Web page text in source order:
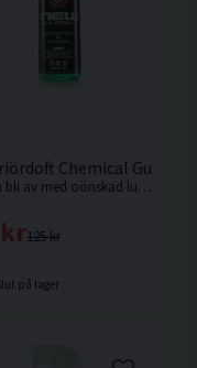
Watermelon 473ml
Chemical Guys
Vill du bli av med oönskad lukt eller är du bara trött på den konstgjorda och kortlivade lukten av doftträd som hänger på spegeln?
125 kr
på lager